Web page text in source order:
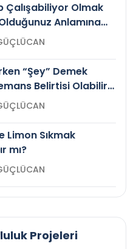
Çalışabiliyor Olmak
Olduğunuz Anlamına
GÜÇLÜCAN
“Şey” Demek
Belirtisi Olabilir
GÜÇLÜCAN
Limon Sıkmak
mı?
GÜÇLÜCAN
Projeleri